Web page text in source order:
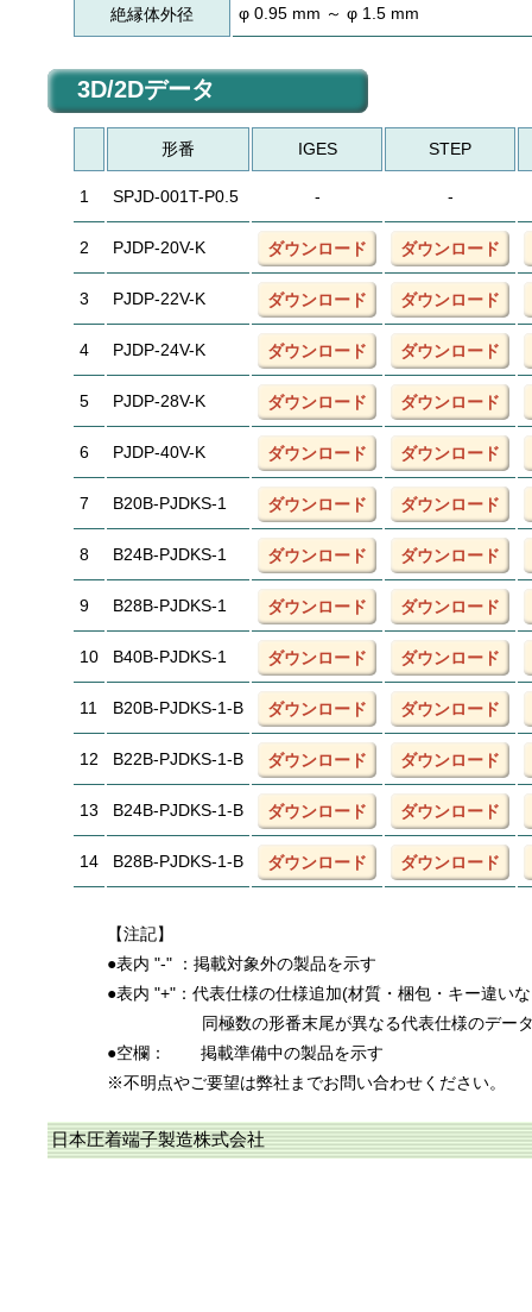
絶縁体外径 φ 0.95 mm ～ φ 1.5 mm
3D/2Dデータ
形番 IGES STEP
1 SPJD-001T-P0.5 - -
2 PJDP-20V-K ダウンロード ダウンロード
3 PJDP-22V-K ダウンロード ダウンロード
4 PJDP-24V-K ダウンロード ダウンロード
5 PJDP-28V-K ダウンロード ダウンロード
6 PJDP-40V-K ダウンロード ダウンロード
7 B20B-PJDKS-1 ダウンロード ダウンロード
8 B24B-PJDKS-1 ダウンロード ダウンロード
9 B28B-PJDKS-1 ダウンロード ダウンロード
10 B40B-PJDKS-1 ダウンロード ダウンロード
11 B20B-PJDKS-1-B ダウンロード ダウンロード
12 B22B-PJDKS-1-B ダウンロード ダウンロード
13 B24B-PJDKS-1-B ダウンロード ダウンロード
14 B28B-PJDKS-1-B ダウンロード ダウンロード
【注記】
●表内 "-" ：掲載対象外の製品を示す
●表内 "+"：代表仕様の仕様追加(材質・梱包・キー違い
同極数の形番末尾が異なる代表仕様のデー
●空欄：
掲載準備中の製品を示す
※不明点やご要望は弊社までお問い合わせください。
日本圧着端子製造株式会社